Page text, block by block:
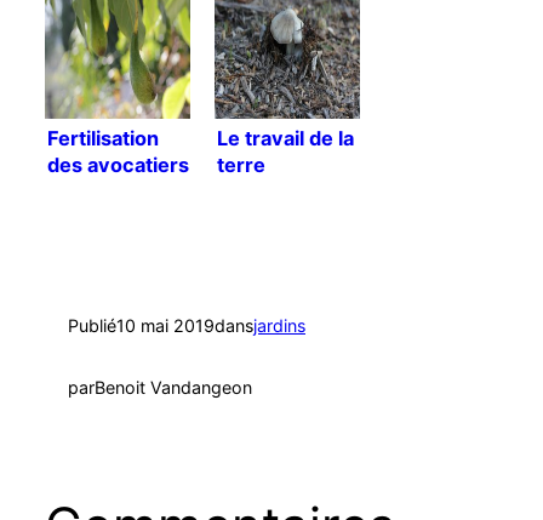
Fertilisation
des avocatiers
Le travail de la
terre
Publié10 mai 2019dansjardins
parBenoit Vandangeon